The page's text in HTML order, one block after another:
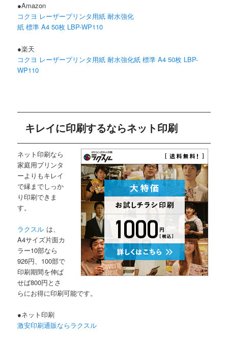
●Amazon
コクヨ レーザープリンタ用紙 耐水強化
紙 標準 A4 50枚 LBP-WP110
●楽天
コクヨ レーザープリンタ用紙 耐水強化紙 標準 A4 50枚 LBP-
WP110
キレイに印刷するならネット印刷
ネット印刷なら
家庭用プリンタ
ーよりもキレイ
で縁までしっか
り印刷できま
す。
ラクスル は、
A4サイズ片面カ
ラー10部なら
926円、100部で
印刷期間を伸ば
せば800円とさ
らにお得に印刷可能です。
●ネット印刷
激安印刷通販ならラクスル